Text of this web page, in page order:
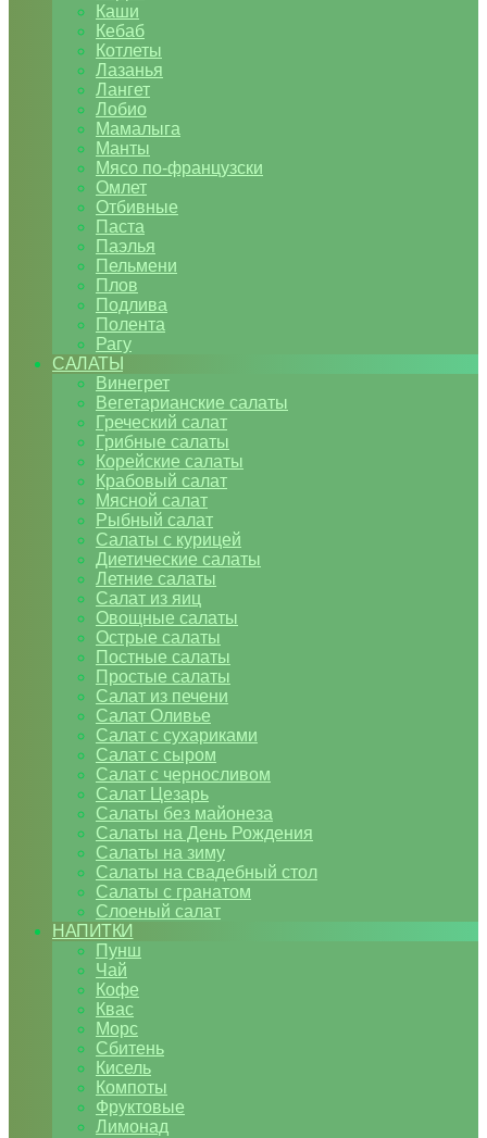
Каши
Кебаб
Котлеты
Лазанья
Лангет
Лобио
Мамалыга
Манты
Мясо по-французски
Омлет
Отбивные
Паста
Паэлья
Пельмени
Плов
Подлива
Полента
Рагу
САЛАТЫ
Винегрет
Вегетарианские салаты
Греческий салат
Грибные салаты
Корейские салаты
Крабовый салат
Мясной салат
Рыбный салат
Салаты с курицей
Диетические салаты
Летние салаты
Салат из яиц
Овощные салаты
Острые салаты
Постные салаты
Простые салаты
Салат из печени
Салат Оливье
Салат с сухариками
Салат с сыром
Салат с черносливом
Салат Цезарь
Салаты без майонеза
Салаты на День Рождения
Салаты на зиму
Салаты на свадебный стол
Салаты с гранатом
Слоеный салат
НАПИТКИ
Пунш
Чай
Кофе
Квас
Морс
Сбитень
Кисель
Компоты
Фруктовые
Лимонад